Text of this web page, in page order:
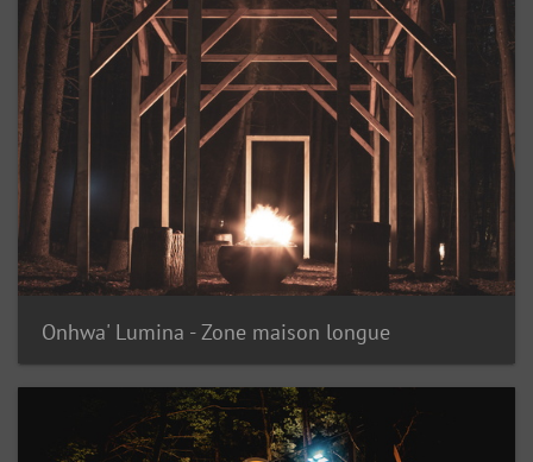
Onhwa' Lumina - Zone maison longue